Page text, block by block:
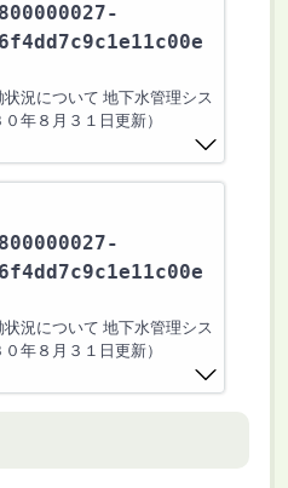
況について 地下水管理シス
年８月３１日更新）
況について 地下水管理シス
年８月３１日更新）